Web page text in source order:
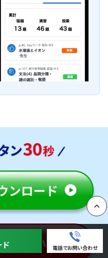
電話でお問い合わせ